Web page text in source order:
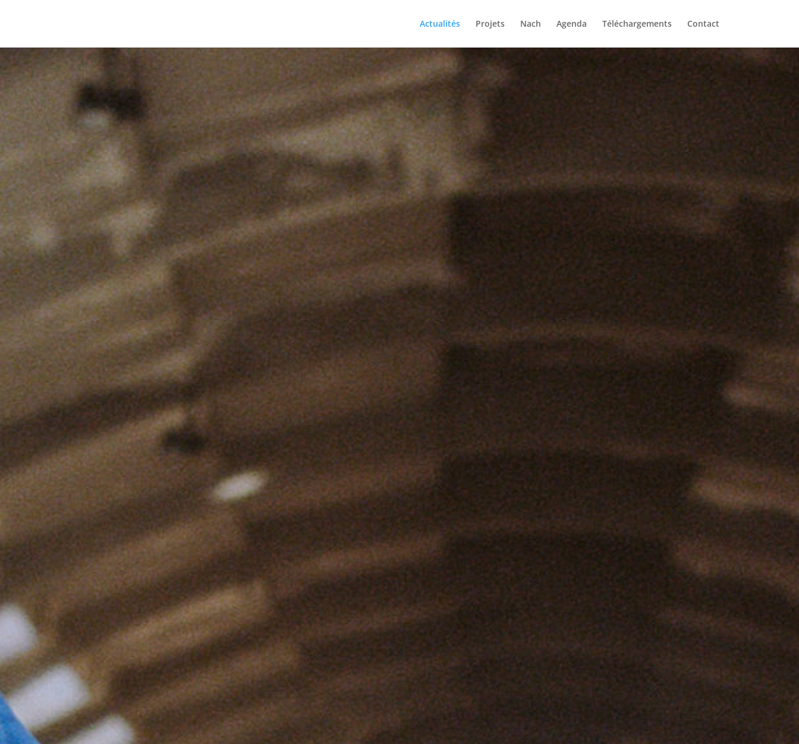
Actualités Projets Nach Agenda Téléchargements Contact